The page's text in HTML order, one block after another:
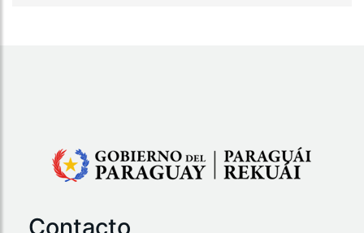
Contacto